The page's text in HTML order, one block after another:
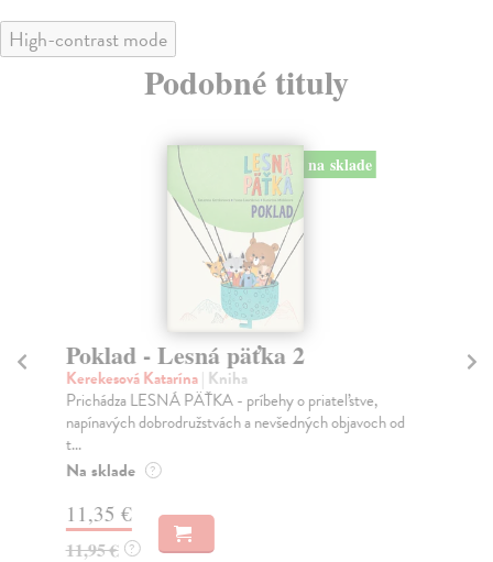
High-contrast mode
Podobné tituly
na sklade
Poklad - Lesná päťka 2
Kerekesová Katarína| Kniha
Prichádza LESNÁ PÄŤKA - príbehy o priateľstve,
napínavých dobrodružstvách a nevšedných objavoch od
t...
Na sklade ?
11,35 €
11,95 € ?